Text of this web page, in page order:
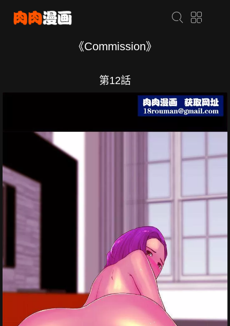
《Commission》
第12話